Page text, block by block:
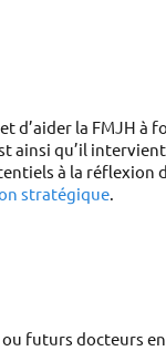
d’aider la FMJH
ainsi qu’il
à la
stratégique.
futurs docteurs